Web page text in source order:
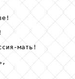
мать!